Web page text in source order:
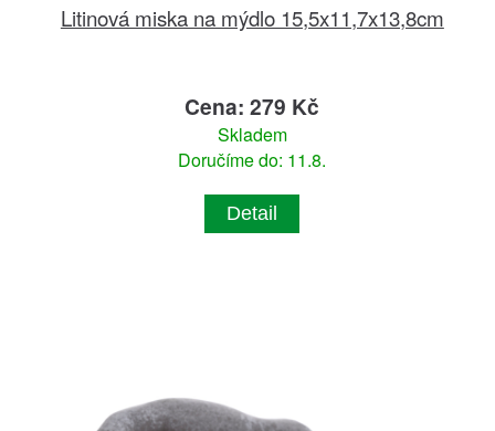
Litinová miska na mýdlo 15,5x11,7x13,8cm
Cena: 279 Kč
Skladem
Doručíme do: 11.8.
Detail